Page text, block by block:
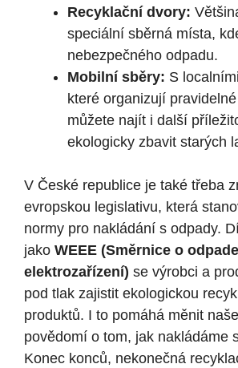
Recyklační dvory:
speciální sběrná místa,
nebezpečného odpadu.
Mobilní sběry: S
které organizují
můžete najít i další
ekologicky zbavit starých
V České republice je také třeba
evropskou legislativu, která
normy pro nakládání s odpady.
jako WEEE (Směrnice o
elektrozařízení) se výrobci a
pod tlak zajistit ekologickou
produktů. I to pomáhá měnit
povědomí o tom, jak nakládáme
Konec konců, nekonečná